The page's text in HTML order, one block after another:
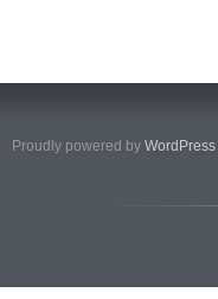
Proudly powered by WordPress